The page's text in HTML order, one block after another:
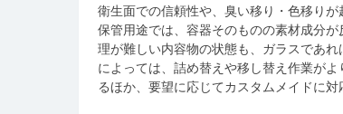
衛生面での信頼性や、臭い移り・色移り
保管用途では、容器そのものの素材成分
理が難しい内容物の状態も、ガラスであ
によっては、詰め替えや移し替え作業が
るほか、要望に応じてカスタムメイドに対